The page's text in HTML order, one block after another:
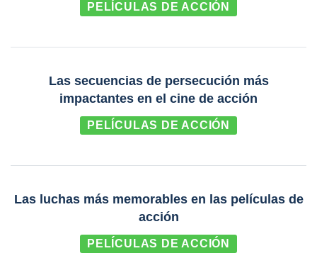
PELÍCULAS DE ACCIÓN
Las secuencias de persecución más
impactantes en el cine de acción
PELÍCULAS DE ACCIÓN
Las luchas más memorables en las películas de
acción
PELÍCULAS DE ACCIÓN